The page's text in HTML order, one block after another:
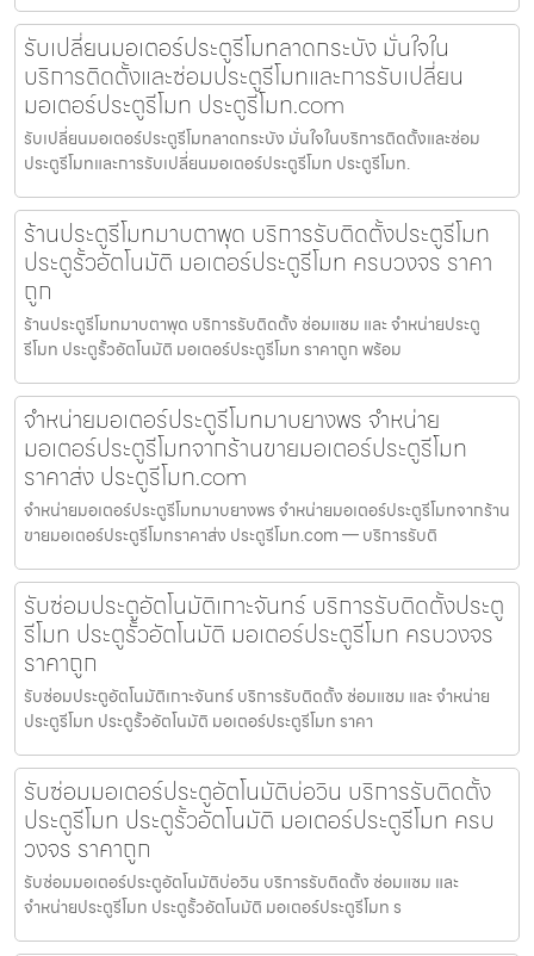
รับเปลี่ยนมอเตอร์ประตูรีโมทลาดกระบัง มั่นใจใน
บริการติดตั้งและซ่อมประตูรีโมทและการรับเปลี่ยน
มอเตอร์ประตูรีโมท ประตูรีโมท.com
รับเปลี่ยนมอเตอร์ประตูรีโมทลาดกระบัง มั่นใจในบริการติดตั้งและซ่อม
ประตูรีโมทและการรับเปลี่ยนมอเตอร์ประตูรีโมท ประตูรีโมท.
ร้านประตูรีโมทมาบตาพุด บริการรับติดตั้งประตูรีโมท
ประตูรั้วอัตโนมัติ มอเตอร์ประตูรีโมท ครบวงจร ราคา
ถูก
ร้านประตูรีโมทมาบตาพุด บริการรับติดตั้ง ซ่อมแซม และ จำหน่ายประตู
รีโมท ประตูรั้วอัตโนมัติ มอเตอร์ประตูรีโมท ราคาถูก พร้อม
จำหน่ายมอเตอร์ประตูรีโมทมาบยางพร จำหน่าย
มอเตอร์ประตูรีโมทจากร้านขายมอเตอร์ประตูรีโมท
ราคาส่ง ประตูรีโมท.com
จำหน่ายมอเตอร์ประตูรีโมทมาบยางพร จำหน่ายมอเตอร์ประตูรีโมทจากร้าน
ขายมอเตอร์ประตูรีโมทราคาส่ง ประตูรีโมท.com — บริการรับติ
รับซ่อมประตูอัตโนมัติเกาะจันทร์ บริการรับติดตั้งประตู
รีโมท ประตูรั้วอัตโนมัติ มอเตอร์ประตูรีโมท ครบวงจร
ราคาถูก
รับซ่อมประตูอัตโนมัติเกาะจันทร์ บริการรับติดตั้ง ซ่อมแซม และ จำหน่าย
ประตูรีโมท ประตูรั้วอัตโนมัติ มอเตอร์ประตูรีโมท ราคา
รับซ่อมมอเตอร์ประตูอัตโนมัติบ่อวิน บริการรับติดตั้ง
ประตูรีโมท ประตูรั้วอัตโนมัติ มอเตอร์ประตูรีโมท ครบ
วงจร ราคาถูก
รับซ่อมมอเตอร์ประตูอัตโนมัติบ่อวิน บริการรับติดตั้ง ซ่อมแซม และ
จำหน่ายประตูรีโมท ประตูรั้วอัตโนมัติ มอเตอร์ประตูรีโมท ร